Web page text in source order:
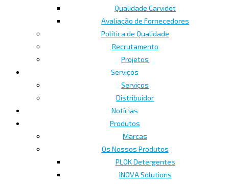
Qualidade Carvidet
Avaliação de Fornecedores
Política de Qualidade
Recrutamento
Projetos
Serviços
Serviços
Distribuidor
Notícias
Produtos
Marcas
Os Nossos Produtos
PLOK Detergentes
INOVA Solutions